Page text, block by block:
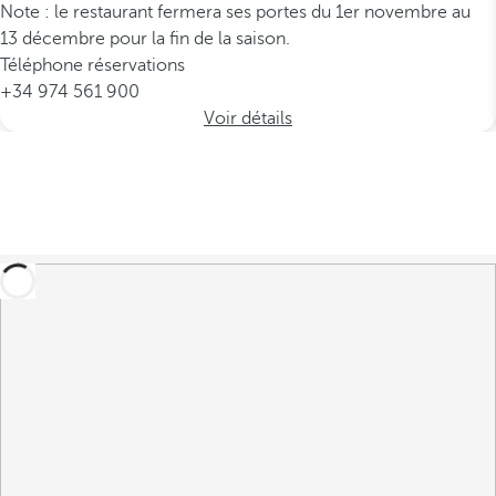
Note : le restaurant fermera ses portes du 1er novembre au
13 décembre pour la fin de la saison.
Téléphone réservations
+34 974 561 900
Voir détails